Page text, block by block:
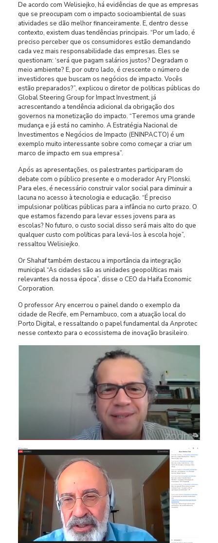
De acordo com Welisiejko, há evidências de que as empresas
que se preocupam com o impacto socioambiental de suas
atividades se dão melhor financeiramente. E, dentro desse
contexto, existem duas tendências principais. “Por um lado, é
preciso perceber que os consumidores estão demandando
cada vez mais responsabilidade das empresas. Eles se
questionam: ‘será que pagam salários justos? Degradam o
meio ambiente? E, por outro lado, é crescente o número de
investidores que buscam os negócios de impacto. Vocês
estão preparados?”, explicou o diretor de políticas públicas do
Global Steering Group for Impact Investment, já
acrescentando a tendência adicional da obrigação dos
governos na monetização do impacto. “Teremos uma grande
mudança e já está no caminho. A Estratégia Nacional de
Investimentos e Negócios de Impacto (ENINPACTO) é um
exemplo muito interessante sobre como começar a criar um
marco de impacto em sua empresa”.
Após as apresentações, os palestrantes participaram do
debate com o público presente e o moderador Ary Plonski.
Para eles, é necessário construir valor social para diminuir a
lacuna no acesso à tecnologia e educação. “É preciso
impulsionar políticas públicas para a infância no curto prazo. O
que estamos fazendo para levar esses jovens para as
escolas? No futuro, o custo social disso será mais alto do que
qualquer custo com políticas para levá-los à escola hoje”,
ressaltou Welisiejko.
Or Shahaf também destacou a importância da integração
municipal “As cidades são as unidades geopolíticas mais
relevantes da nossa época”, disse o CEO da Haifa Economic
Corporation.
O professor Ary encerrou o painel dando o exemplo da
cidade de Recife, em Pernambuco, com a atuação local do
Porto Digital, e ressaltando o papel fundamental da Anprotec
nesse contexto para o ecossistema de inovação brasileiro.